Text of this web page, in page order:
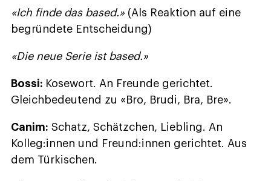
«Ich finde das based.» (Als Reaktion auf eine
begründete Entscheidung)
«Die neue Serie ist based.»
Bossi: Kosewort. An Freunde gerichtet.
Gleichbedeutend zu «Bro, Brudi, Bra, Bre».
Canim: Schatz, Schätzchen, Liebling. An
Kolleg:innen und Freund:innen gerichtet. Aus
dem Türkischen.